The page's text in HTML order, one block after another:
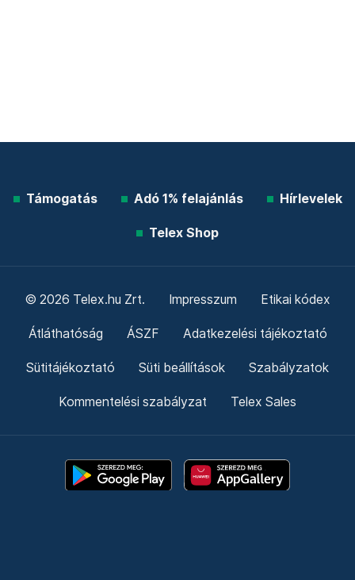
Támogatás Adó 1% felajánlás Hírlevelek
Telex Shop
© 2026 Telex.hu Zrt. Impresszum Etikai kódex
Átláthatóság ÁSZF Adatkezelési tájékoztató
Sütitájékoztató Süti beállítások Szabályzatok
Kommentelési szabályzat Telex Sales